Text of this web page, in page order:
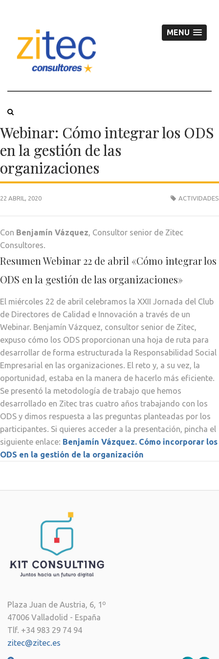
MENU
Webinar: Cómo integrar los ODS
en la gestión de las
organizaciones
22 ABRIL, 2020 ACTIVIDADES
Con Benjamín Vázquez, Consultor senior de Zitec
Consultores.
Resumen Webinar 22 de abril «Cómo integrar los
ODS en la gestión de las organizaciones»
El miércoles 22 de abril celebramos la XXII Jornada del Club
de Directores de Calidad e Innovación a través de un
Webinar. Benjamín Vázquez, consultor senior de Zitec,
expuso cómo los ODS proporcionan una hoja de ruta para
desarrollar de forma estructurada la Responsabilidad Social
Empresarial en las organizaciones. El reto y, a su vez, la
oportunidad, estaba en la manera de hacerlo más eficiente.
Se presentó la metodología de trabajo que hemos
desarrollado en Zitec tras cuatro años trabajando con los
ODS y dimos respuesta a las preguntas planteadas por los
participantes. Si quieres acceder a la presentación, pincha el
siguiente enlace: Benjamín Vázquez. Cómo incorporar los
ODS en la gestión de la organización
Plaza Juan de Austria, 6, 1º
47006 Valladolid - España
Tlf. +34 983 29 74 94
zitec@zitec.es